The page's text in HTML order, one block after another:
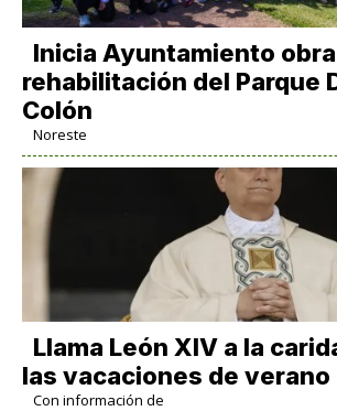
Inicia Ayuntamiento
rehabilitación del Parque
Colón
Noreste
Llama León XIV a la
las vacaciones de verano
Con información de